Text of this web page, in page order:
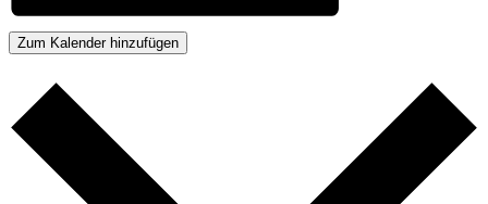
Zum Kalender hinzufügen